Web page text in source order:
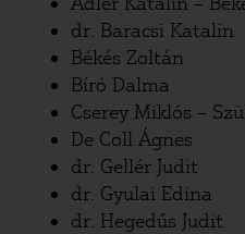
dr. Baracsi Katalin
Békés Zoltán
Bíró Dalma
Cserey Miklós –
De Coll Ágnes
dr. Gellér Judit
dr. Gyulai Edina
dr. Hegedűs Judit